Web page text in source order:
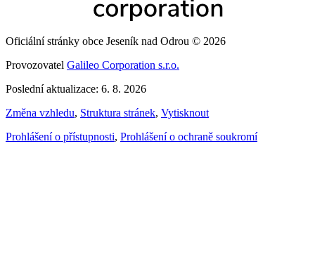
Oficiální stránky obce Jeseník nad Odrou © 2026
Provozovatel Galileo Corporation s.r.o.
Poslední aktualizace: 6. 8. 2026
Změna vzhledu, Struktura stránek, Vytisknout
Prohlášení o přístupnosti, Prohlášení o ochraně soukromí